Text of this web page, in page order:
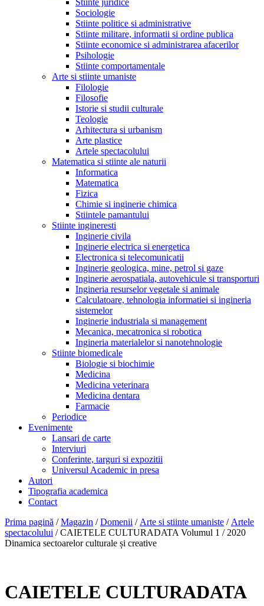
Sociologie
Stiinte politice si administrative
Stiinte militare, informatii si ordine publica
Stiinte economice si administrarea afacerilor
Psihologie
Stiinte comportamentale
Arte si stiinte umaniste
Filologie
Filosofie
Istorie si studii culturale
Teologie
Arhitectura si urbanism
Arte plastice
Artele spectacolului
Matematica si stiinte ale naturii
Informatica
Matematica
Fizica
Chimie si inginerie chimica
Stiintele pamantului
Stiinte ingineresti
Inginerie civila
Inginerie electrica si energetica
Electronica si telecomunicatii
Inginerie geologica, mine, petrol si gaze
Inginerie aerospatiala, autovehicule si transporturi
Ingineria resurselor vegetale si animale
Calculatoare, tehnologia informatiei si ingineria
sistemelor
Inginerie industriala si management
Mecanica, mecatronica si robotica
Ingineria materialelor si nanotehnologie
Stiinte biomedicale
Biologie si biochimie
Medicina
Medicina veterinara
Medicina dentara
Farmacie
Periodice
Evenimente
Lansari de carte
Interviuri
Conferinte, targuri si expozitii
Universul Academic in presa
Autori
Tipografia academica
Contact
Prima pagină /Magazin /Domenii / Arte si stiinte umaniste / Artele
spectacolului / CAIETELE CULTURADATA Volumul 1 / 2020
Dinamica sectoarelor culturale și creative
CAIETELE CULTURADATA